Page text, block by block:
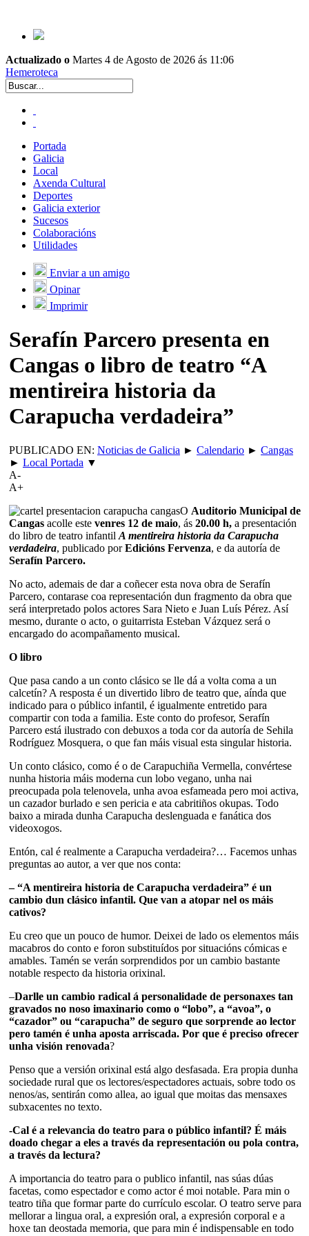
Actualizado o Martes 4 de Agosto de 2026 ás 11:06
Hemeroteca
Portada
Galicia
Local
Axenda Cultural
Deportes
Galicia exterior
Sucesos
Colaboracións
Utilidades
Enviar a un amigo
Opinar
Imprimir
Serafín Parcero presenta en
Cangas o libro de teatro “A
mentireira historia da
Carapucha verdadeira”
PUBLICADO EN: Noticias de Galicia ► Calendario ► Cangas
► Local Portada ▼
A-
A+
O Auditorio Municipal de
Cangas acolle este venres 12 de maio, ás 20.00 h, a presentación
do libro de teatro infantil A mentireira historia da Carapucha
verdadeira, publicado porEdicións Fervenza, e da autoría de
Serafín Parcero.
No acto, ademais de dar a coñecer esta nova obra de Serafín
Parcero, contarase coa representación dun fragmento da obra que
será interpretado polos actores Sara Nieto e Juan Luís Pérez. Así
mesmo, durante o acto, o guitarrista Esteban Vázquez será o
encargado do acompañamento musical.
O libro
Que pasa cando a un conto clásico se lle dá a volta coma a un
calcetín? A resposta é un divertido libro de teatro que, aínda que
indicado para o público infantil, é igualmente entretido para
compartir con toda a familia. Este conto do profesor, Serafín
Parcero está ilustrado con debuxos a toda cor da autoría de Sehila
Rodríguez Mosquera, o que fan máis visual esta singular historia.
Un conto clásico, como é o de Carapuchiña Vermella, convértese
nunha historia máis moderna cun lobo vegano, unha nai
preocupada pola telenovela, unha avoa esfameada pero moi activa,
un cazador burlado e sen pericia e ata cabritiños okupas. Todo
baixo a mirada dunha Carapucha deslenguada e fanática dos
videoxogos.
Entón, cal é realmente a Carapucha verdadeira?… Facemos unhas
preguntas ao autor, a ver que nos conta:
– “A mentireira historia de Carapucha verdadeira” é un
cambio dun clásico infantil. Que van a atopar nel os máis
cativos?
Eu creo que un pouco de humor. Deixei de lado os elementos máis
macabros do conto e foron substituídos por situacións cómicas e
amables. Tamén se verán sorprendidos por un cambio bastante
notable respecto da historia orixinal.
–Darlle un cambio radical á personalidade de personaxes tan
gravados no noso imaxinario como o “lobo”, a “avoa”, o
“cazador” ou “carapucha” de seguro que sorprende ao lector
pero tamén é unha aposta arriscada. Por que é preciso ofrecer
unha visión renovada?
Penso que a versión orixinal está algo desfasada. Era propia dunha
sociedade rural que os lectores/espectadores actuais, sobre todo os
nenos/as, sentirán como allea, ao igual que moitas das mensaxes
subxacentes no texto.
-Cal é a relevancia do teatro para o público infantil? É máis
doado chegar a eles a través da representación ou pola contra,
a través da lectura?
A importancia do teatro para o publico infantil, nas súas dúas
facetas, como espectador e como actor é moi notable. Para min o
teatro tiña que formar parte do currículo escolar. O teatro serve para
mellorar a lingua oral, a expresión oral, a expresión corporal e a
hoxe tan deostada memoria, que para min é indispensable en todo